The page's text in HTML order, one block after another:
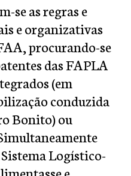
se as regras e
e organizativas
procurando-se
das FAPLA
(em
conduzida
Bonito) ou
Logístico-